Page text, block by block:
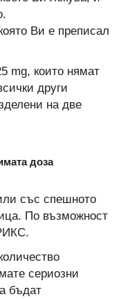
Ви е преписал
mg, които нямат
други
на две
доза
със спешното
По възможност
сериозни
бъдат